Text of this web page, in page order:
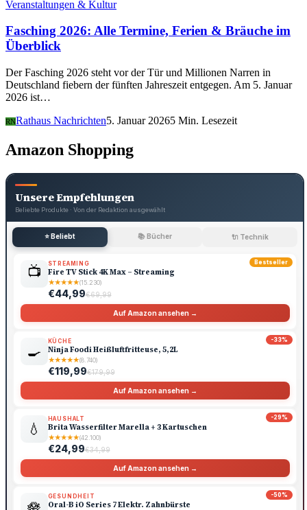
Veranstaltungen & Kultur
Fasching 2026: Alle Termine, Ferien & Bräuche im
Überblick
Der Fasching 2026 steht vor der Tür und Millionen Narren in
Deutschland fiebern der fünften Jahreszeit entgegen. Am 5. Januar
2026 ist…
RNRathaus Nachrichten5. Januar 20265 Min. Lesezeit
Amazon Shopping
Unsere Empfehlungen
Beliebte Produkte · Von der Redaktion ausgewählt
⭐ Beliebt 📚 Bücher 🔌 Technik
Bestseller
📺 STREAMING
Fire TV Stick 4K Max – Streaming
★★★★★(15.230)
€44,99€69,99
Auf Amazon ansehen →
-33%
🍳
KÜCHE
Ninja Foodi Heißluftfritteuse, 5,2L
★★★★★(8.740)
€119,99€179,99
Auf Amazon ansehen →
-29%
💧
HAUSHALT
Brita Wasserfilter Marella + 3 Kartuschen
★★★★★(42.100)
€24,99€34,99
Auf Amazon ansehen →
-50%
GESUNDHEIT
Oral-B iO Series 7 Elektr. Zahnbürste